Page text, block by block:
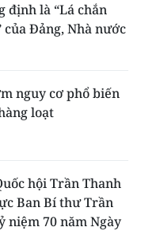
định là “Lá chắn
của Đảng, Nhà nước
nguy cơ phổ biến
loạt
hội Trần Thanh
Ban Bí thư Trần
niệm 70 năm Ngày